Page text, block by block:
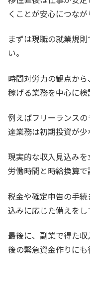
くことが安心につなが
まずは現職の就業規
い。
時間対労力の観点か
稼げる業務を中心に検
例えばフリーランス
達業務は初期投資が少
現実的な収入見込み
労働時間と時給換算で
税金や確定申告の手
込みに応じた備えをし
最後に、副業で得た
後の緊急資金作りにも